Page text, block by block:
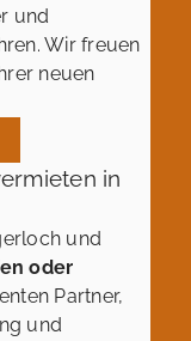
und
Wir freuen
neuen
in
und
oder
Partner,
und